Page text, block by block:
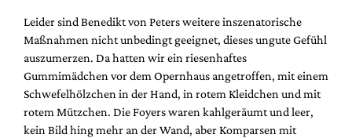
Leider sind Benedikt von Peters weitere inszenatorische
Maßnahmen nicht unbedingt geeignet, dieses ungute Gefühl
auszumerzen. Da hatten wir ein riesenhaftes
Gummimädchen vor dem Opernhaus angetroffen, mit einem
Schwefelhölzchen in der Hand, in rotem Kleidchen und mit
rotem Mützchen. Die Foyers waren kahlgeräumt und leer,
kein Bild hing mehr an der Wand, aber Komparsen mit